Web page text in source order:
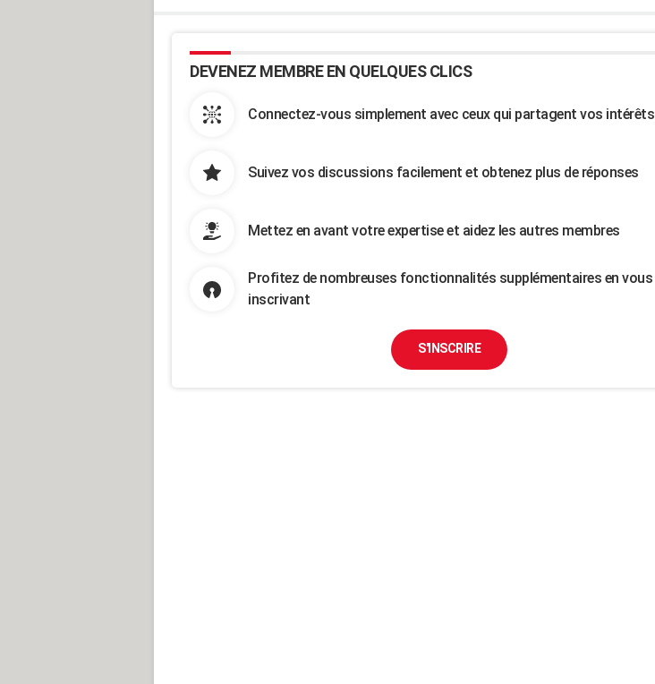
DEVENEZ MEMBRE EN QUELQUES CLICS
Connectez-vous simplement avec ceux qui partagent vos intérêts
Suivez vos discussions facilement et obtenez plus de réponses
Mettez en avant votre expertise et aidez les autres membres
Profitez de nombreuses fonctionnalités supplémentaires en vous
inscrivant
S'INSCRIRE